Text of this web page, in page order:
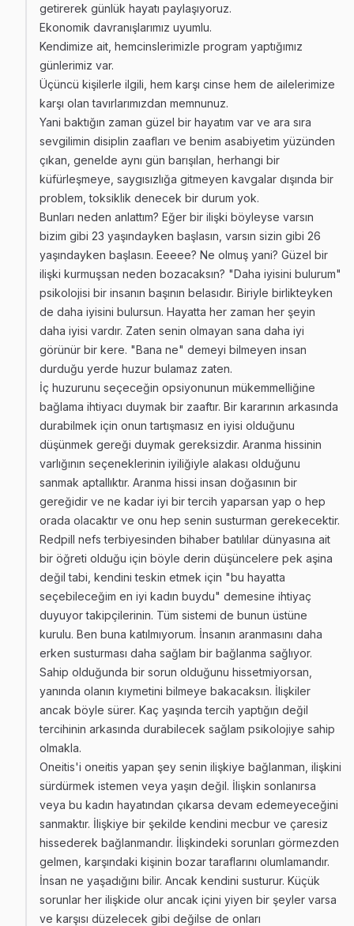
getirerek günlük hayatı paylaşıyoruz.
Ekonomik davranışlarımız uyumlu.
Kendimize ait, hemcinslerimizle program yaptığımız
günlerimiz var.
Üçüncü kişilerle ilgili, hem karşı cinse hem de ailelerimize
karşı olan tavırlarımızdan memnunuz.
Yani baktığın zaman güzel bir hayatım var ve ara sıra
sevgilimin disiplin zaafları ve benim asabiyetim yüzünden
çıkan, genelde aynı gün barışılan, herhangi bir
küfürleşmeye, saygısızlığa gitmeyen kavgalar dışında bir
problem, toksiklik denecek bir durum yok.
Bunları neden anlattım? Eğer bir ilişki böyleyse varsın
bizim gibi 23 yaşındayken başlasın, varsın sizin gibi 26
yaşındayken başlasın. Eeeee? Ne olmuş yani? Güzel bir
ilişki kurmuşsan neden bozacaksın? "Daha iyisini bulurum"
psikolojisi bir insanın başının belasıdır. Biriyle birlikteyken
de daha iyisini bulursun. Hayatta her zaman her şeyin
daha iyisi vardır. Zaten senin olmayan sana daha iyi
görünür bir kere. "Bana ne" demeyi bilmeyen insan
durduğu yerde huzur bulamaz zaten.
İç huzurunu seçeceğin opsiyonunun mükemmelliğine
bağlama ihtiyacı duymak bir zaaftır. Bir kararının arkasında
durabilmek için onun tartışmasız en iyisi olduğunu
düşünmek gereği duymak gereksizdir. Aranma hissinin
varlığının seçeneklerinin iyiliğiyle alakası olduğunu
sanmak aptallıktır. Aranma hissi insan doğasının bir
gereğidir ve ne kadar iyi bir tercih yaparsan yap o hep
orada olacaktır ve onu hep senin susturman gerekecektir.
Redpill nefs terbiyesinden bihaber batılılar dünyasına ait
bir öğreti olduğu için böyle derin düşüncelere pek aşina
değil tabi, kendini teskin etmek için "bu hayatta
seçebileceğim en iyi kadın buydu" demesine ihtiyaç
duyuyor takipçilerinin. Tüm sistemi de bunun üstüne
kurulu. Ben buna katılmıyorum. İnsanın aranmasını daha
erken susturması daha sağlam bir bağlanma sağlıyor.
Sahip olduğunda bir sorun olduğunu hissetmiyorsan,
yanında olanın kıymetini bilmeye bakacaksın. İlişkiler
ancak böyle sürer. Kaç yaşında tercih yaptığın değil
tercihinin arkasında durabilecek sağlam psikolojiye sahip
olmakla.
Oneitis'i oneitis yapan şey senin ilişkiye bağlanman, ilişkini
sürdürmek istemen veya yaşın değil. İlişkin sonlanırsa
veya bu kadın hayatından çıkarsa devam edemeyeceğini
sanmaktır. İlişkiye bir şekilde kendini mecbur ve çaresiz
hissederek bağlanmandır. İlişkindeki sorunları görmezden
gelmen, karşındaki kişinin bozar taraflarını olumlamandır.
İnsan ne yaşadığını bilir. Ancak kendini susturur. Küçük
sorunlar her ilişkide olur ancak içini yiyen bir şeyler varsa
ve karşısı düzelecek gibi değilse de onları